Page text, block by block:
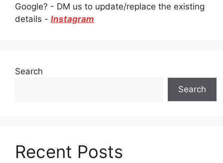
Google? - DM us to update/replace the existing
details - Instagram
Search
Search
Recent Posts